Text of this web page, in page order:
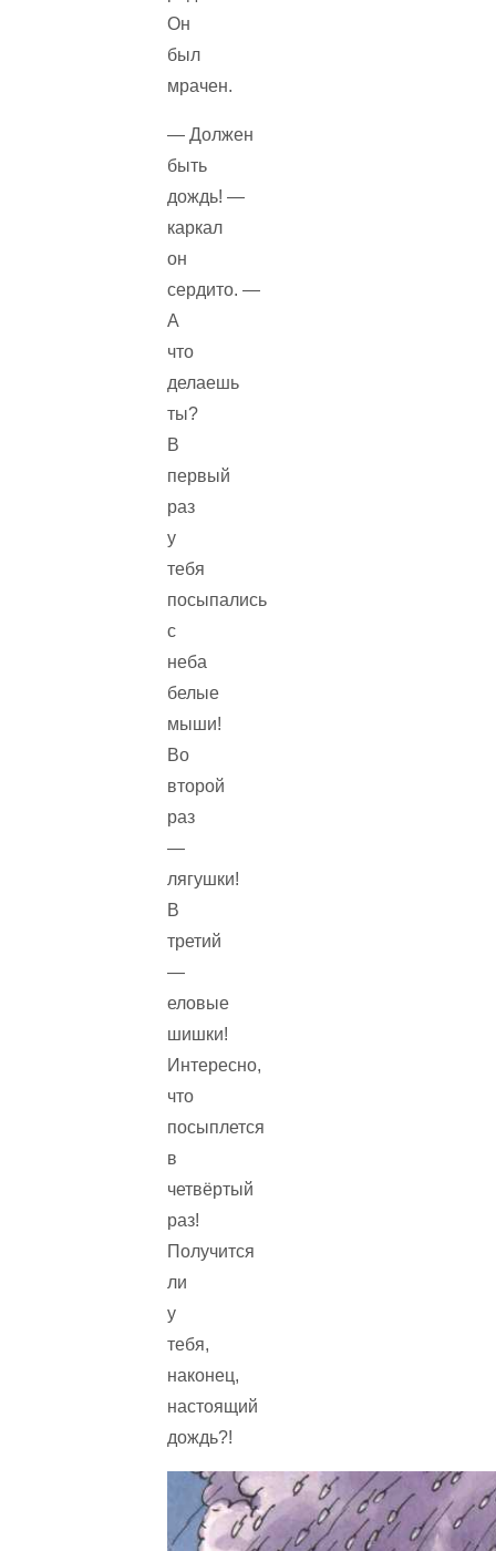
Он
был
мрачен.
— Должен
быть
дождь! —
каркал
он
сердито. —
А
что
делаешь
ты?
В
первый
раз
у
тебя
посыпались
с
неба
белые
мыши!
Во
второй
раз
—
лягушки!
В
третий
—
еловые
шишки!
Интересно,
что
посыплется
в
четвёртый
раз!
Получится
ли
у
тебя,
наконец,
настоящий
дождь?!